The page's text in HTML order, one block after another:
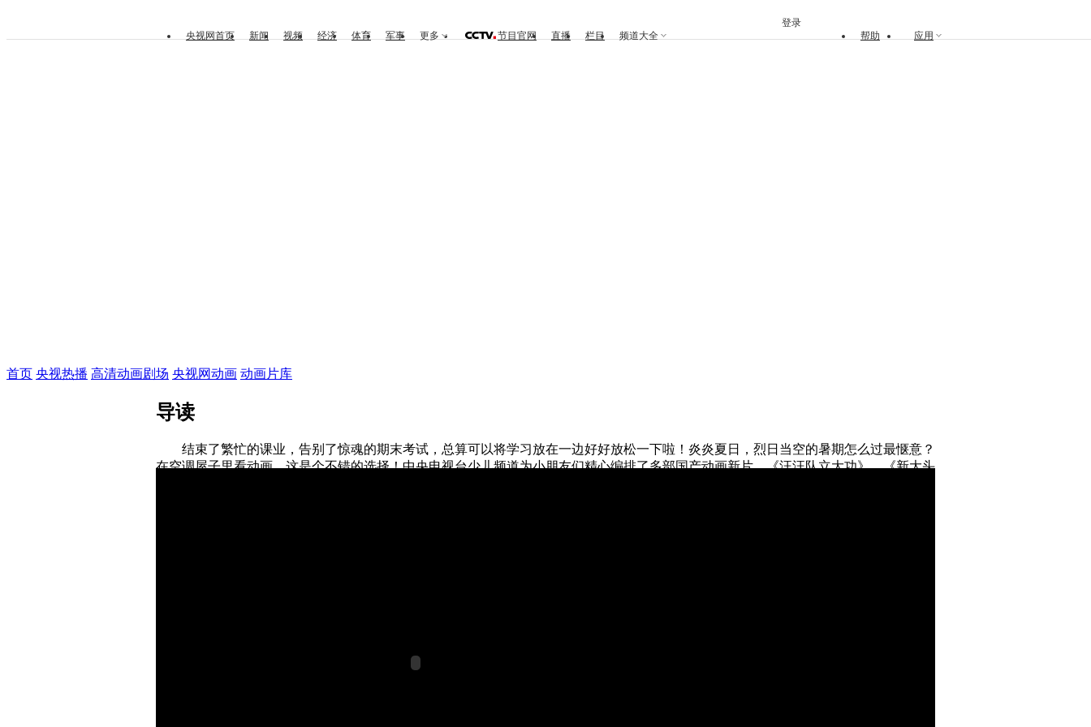
央视网首页 新闻 视频 经济 体育 军事 更多 节目官网 直播 栏目 频道大全 帮助 应用
登录
首页 央视热播 高清动画剧场 央视网动画 动画片库
导读
结束了繁忙的课业，告别了惊魂的期末考试，总算可以将学习放在一边好好放松一下啦！炎炎夏日，烈日当空的暑期怎么过最惬意？
在空调屋子里看动画，这是个不错的选择！中央电视台少儿频道为小朋友们精心编排了多部国产动画新片，《汪汪队立大功》、《新大头